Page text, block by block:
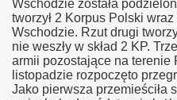
Wschodzie została
tworzył 2 Korpus Polski
Wschodzie. Rzut drugi
nie weszły w skład 2 KP.
armii pozostające na terenie
listopadzie rozpoczęto
Jako pierwsza przemieściła